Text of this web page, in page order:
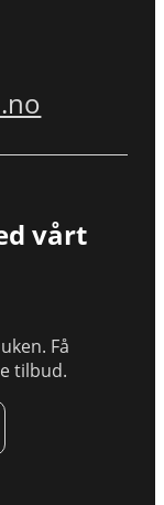
vårt
Få
tilbud.